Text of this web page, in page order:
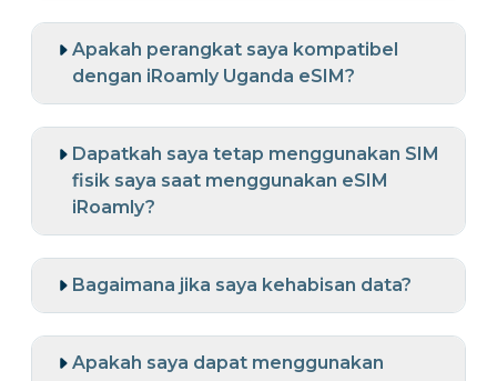
Apakah perangkat saya kompatibel
dengan iRoamly Uganda eSIM?
Dapatkah saya tetap menggunakan SIM
fisik saya saat menggunakan eSIM
iRoamly?
Bagaimana jika saya kehabisan data?
Apakah saya dapat menggunakan